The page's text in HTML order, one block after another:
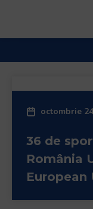
octombrie
36 de
România
European